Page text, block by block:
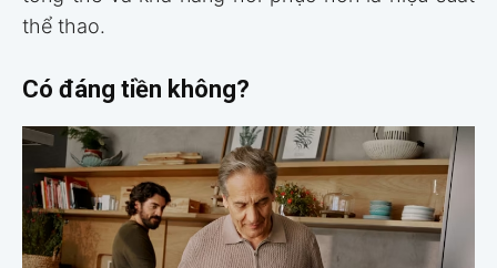
thể thao.
Có đáng tiền không?